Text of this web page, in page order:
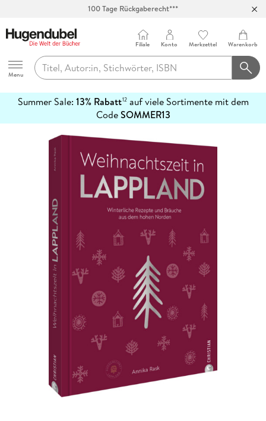
100 Tage Rückgaberecht***
Hugendubel
Menu
Filiale Konto Merkzettel Warenkorb
Summer Sale: 13% Rabatt12auf viele Sortimente mit dem
CodeSOMMER13
erfahren